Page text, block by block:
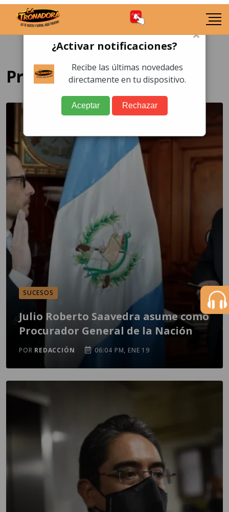
Procurador
SUCESOS
Julio Roberto Saavedra asume como
Procurador General de la Nación
POR REDACCIÓN 06:04 PM, ENE 19
×
¿Activar notificaciones?
Recibe las últimas novedades
directamente en tu dispositivo.
Aceptar Rechazar